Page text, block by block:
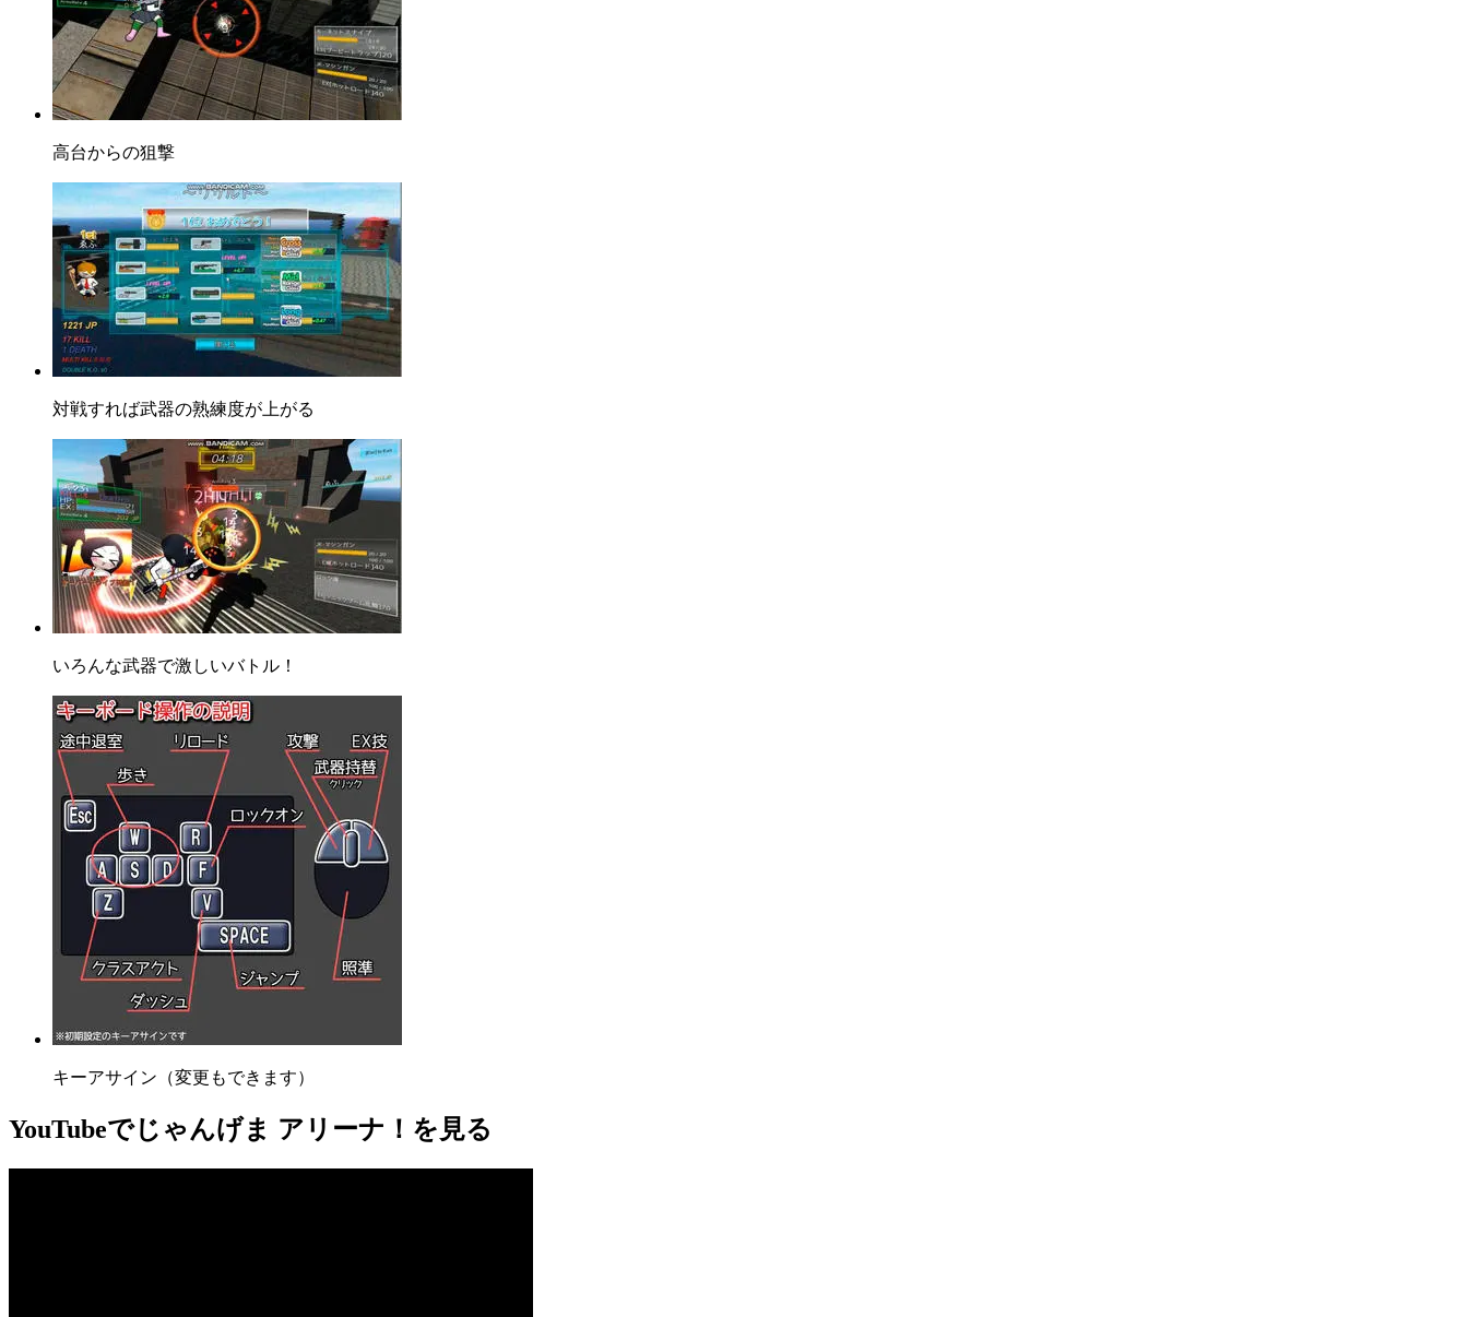
高台からの狙撃
対戦すれば武器の熟練度が上がる
いろんな武器で激しいバトル！
キーアサイン（変更もできます）
YouTubeでじゃんげま アリーナ！を見る